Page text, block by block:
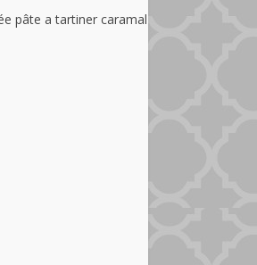
pâte a tartiner caramal